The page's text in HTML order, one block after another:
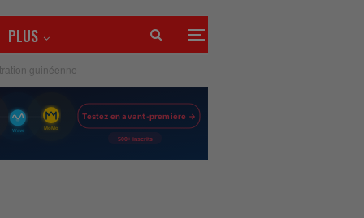
PLUS
guinéenne